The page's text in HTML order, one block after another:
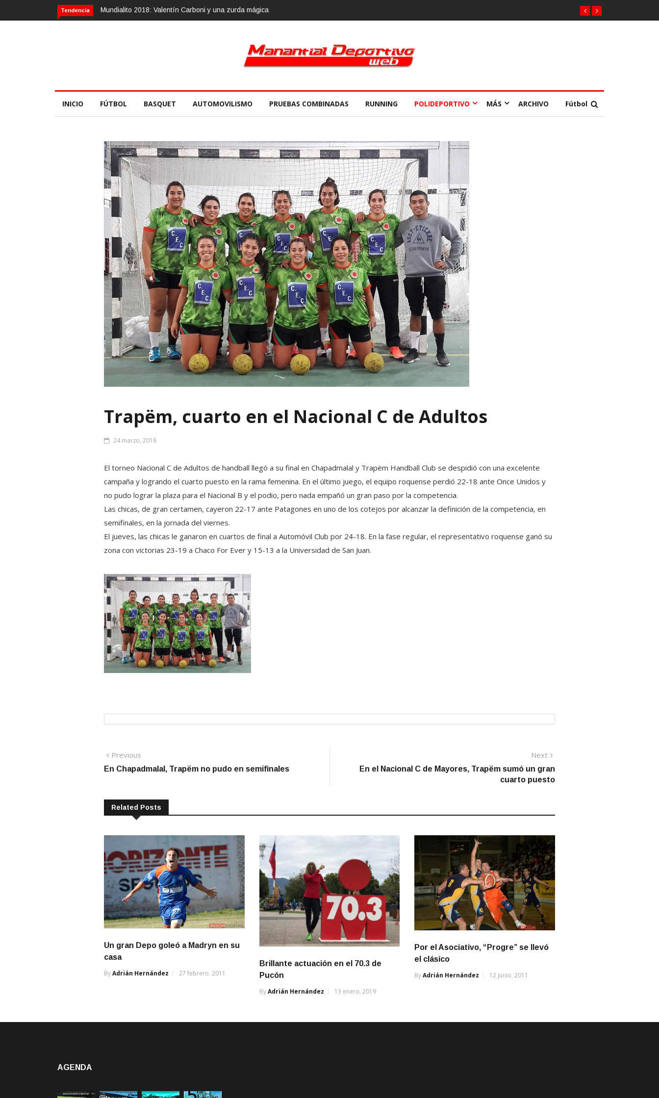
TendenciaMundialito 2018: Valentín Carboni y una zurda mágicaCalvario Race 2018, 10 de noviembre
INICIO FÚTBOL BASQUET AUTOMOVILISMO PRUEBAS COMBINADAS RUNNING POLIDEPORTIVO MÁS ARCHIVO Fútbol
Trapëm, cuarto en el Nacional C de Adultos
24 marzo, 2018
El torneo Nacional C de Adultos de handball llegó a su final en Chapadmalal y Trapëm Handball Club se despidió con una excelente
campaña y logrando el cuarto puesto en la rama femenina. En el último juego, el equipo roquense perdió 22-18 ante Once Unidos y
no pudo lograr la plaza para el Nacional B y el podio, pero nada empañó un gran paso por la competencia.
Las chicas, de gran certamen, cayeron 22-17 ante Patagones en uno de los cotejos por alcanzar la definición de la competencia, en
semifinales, en la jornada del viernes.
El jueves, las chicas le ganaron en cuartos de final a Automóvil Club por 24-18. En la fase regular, el representativo roquense ganó su
zona con victorias 23-19 a Chaco For Ever y 15-13 a la Universidad de San Juan.
Navegación
de
Previous
post:
En Chapadmalal, Trapëm no pudo en semifinales
Next
En el Nacional C de Mayores, Trapëm sumó un gran
cuarto puesto
Related Posts
Un gran Depo goleó a Madryn en su
casa
ByAdrián Hernández 27 febrero, 2011
Brillante actuación en el 70.3 de
Pucón
ByAdrián Hernández 13 enero, 2019
Por el Asociativo, “Progre” se llevó
el clásico
ByAdrián Hernández 12 junio, 2011
AGENDA